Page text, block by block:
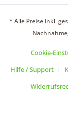
* Alle Preise inkl.
Cookie-
Hilfe / Support